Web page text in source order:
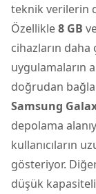
teknik verilerin
Özellikle8 GB
cihazların
uygulamaların
doğrudan
Samsung
depolama
kullanıcıların
gösteriyor.
düşük